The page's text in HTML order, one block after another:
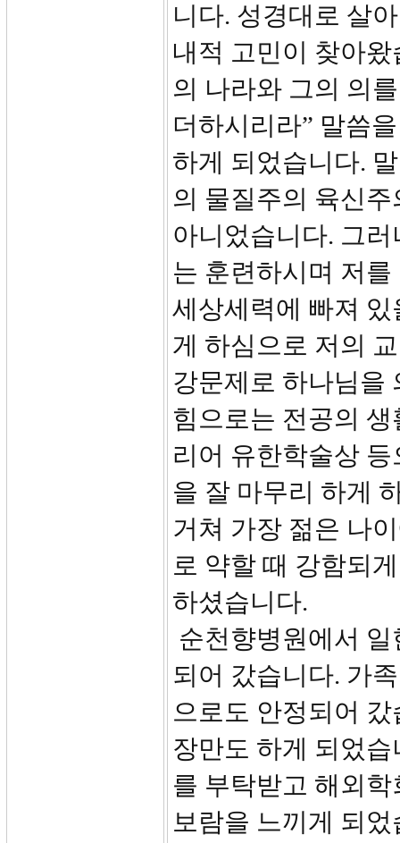
니다. 성경대로 살
내적 고민이 찾아
의 나라와 그의 의
더하시리라” 말씀
하게 되었습니다.
의 물질주의 육신
아니었습니다. 그
는 훈련하시며 저
세상세력에 빠져
게 하심으로 저의
강문제로 하나님을
힘으로는 전공의
리어 유한학술상
을 잘 마무리 하게
거쳐 가장 젊은 나
로 약할 때 강함되
하셨습니다.
순천향병원에서
되어 갔습니다. 가
으로도 안정되어
장만도 하게 되었
를 부탁받고 해외
보람을 느끼게 되